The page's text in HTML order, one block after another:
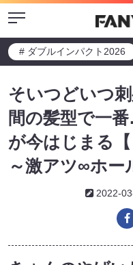
Menu
# ダブルインパクト2026
そいつどいつ
間の髪型で一
が今はじまる
～激アツ∞ホー
2022-